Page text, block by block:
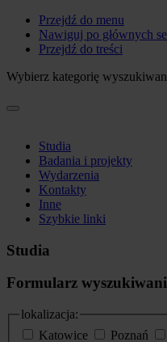
Przejdź do menu
Nawiguj po głównych
Przejdź do treści
Wybierz kategorię
Studia
Badania i projekty
Wydarzenia
Kontakty
Inne
Szybkie linki
Studia
Formularz
lokalizacja:
Katowice
Poznań